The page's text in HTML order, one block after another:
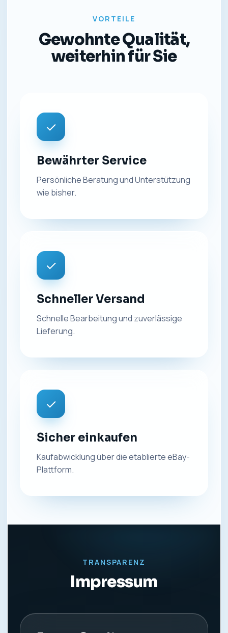
VORTEILE
Gewohnte Qualität,
weiterhin für Sie
✓
Bewährter Service
Persönliche Beratung und Unterstützung
wie bisher.
✓
Schneller Versand
Schnelle Bearbeitung und zuverlässige
Lieferung.
✓
Sicher einkaufen
Kaufabwicklung über die etablierte eBay-
Plattform.
TRANSPARENZ
Impressum